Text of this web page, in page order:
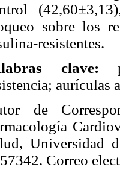
sobre los
resistentes.
clave:
aurículas
de
Universidad
Correo